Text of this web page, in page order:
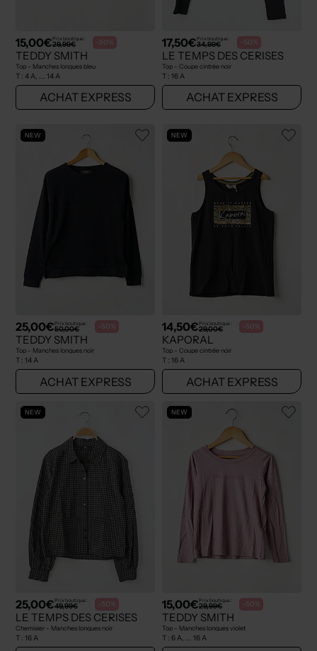
15,00€Prix boutique :
29,99€ -50%
TEDDY SMITH
Top - Manches longues bleu
T : 4 A, ... 14 A
ACHAT EXPRESS
17,50€Prix boutique :
34,99€ -50%
LE TEMPS DES CERISES
Top - Coupe cintrée noir
T : 16 A
ACHAT EXPRESS
NEW
25,00€Prix boutique :
50,00€ -50%
TEDDY SMITH
Top - Manches longues noir
T : 14 A
ACHAT EXPRESS
NEW
14,50€Prix boutique :
29,00€ -50%
KAPORAL
Top - Coupe cintrée noir
T : 16 A
ACHAT EXPRESS
NEW
25,00€Prix boutique :
49,99€ -50%
LE TEMPS DES CERISES
Chemisier - Manches longues noir
T : 16 A
NEW
15,00€Prix boutique :
29,99€ -50%
TEDDY SMITH
Top - Manches longues violet
T : 6 A, ... 16 A